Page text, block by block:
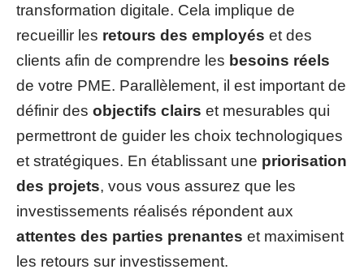
transformation digitale. Cela implique de
recueillir les retours des employés et des
clients afin de comprendre les besoins réels
de votre PME. Parallèlement, il est important de
définir des objectifs clairs et mesurables qui
permettront de guider les choix technologiques
et stratégiques. En établissant une priorisation
des projets, vous vous assurez que les
investissements réalisés répondent aux
attentes des parties prenantes et maximisent
les retours sur investissement.